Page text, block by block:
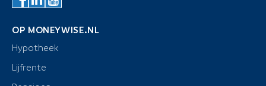
OP MONEYWISE.NL
Hypotheek
Lijfrente